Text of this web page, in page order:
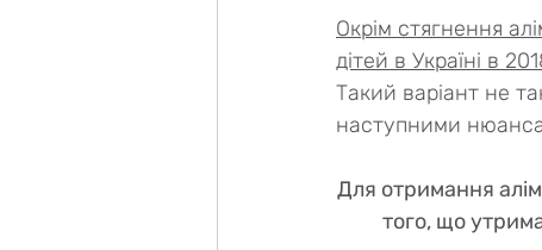
Окрім стягнення
дітей в Україні в
Такий варіант не
наступними
Для отримання
того, що